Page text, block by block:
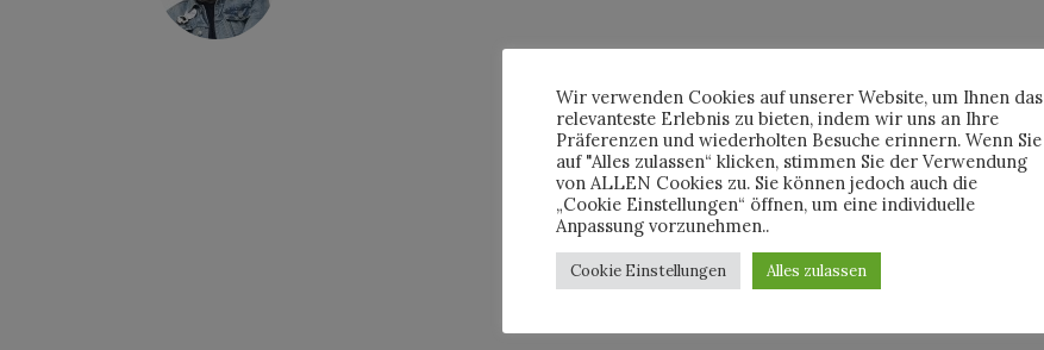
Wir verwenden Cookies auf unserer Website, um Ihnen das
relevanteste Erlebnis zu bieten, indem wir uns an Ihre
Präferenzen und wiederholten Besuche erinnern. Wenn Sie
auf "Alles zulassen“ klicken, stimmen Sie der Verwendung
von ALLEN Cookies zu. Sie können jedoch auch die
„Cookie Einstellungen“ öffnen, um eine individuelle
Anpassung vorzunehmen..
Cookie Einstellungen Alles zulassen